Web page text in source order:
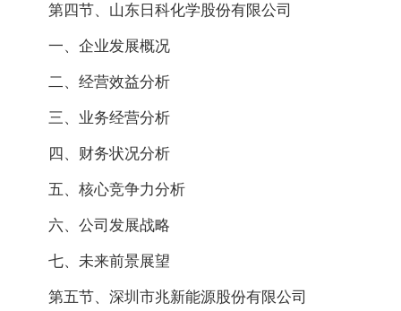
第四节、山东日科化学股份有限公司
一、企业发展概况
二、经营效益分析
三、业务经营分析
四、财务状况分析
五、核心竞争力分析
六、公司发展战略
七、未来前景展望
第五节、深圳市兆新能源股份有限公司